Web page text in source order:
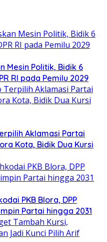
Mesin Politik, Bidik 6
RI pada Pemilu 2029
Aklamasi Partai
Kota, Bidik Dua Kursi
PKB Blora, DPP
Partai hingga 2031